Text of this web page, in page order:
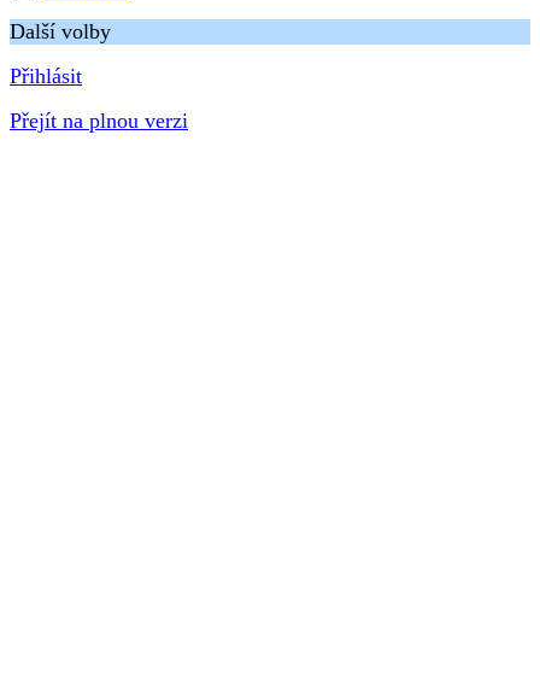
Další volby
Přihlásit
Přejít na plnou verzi